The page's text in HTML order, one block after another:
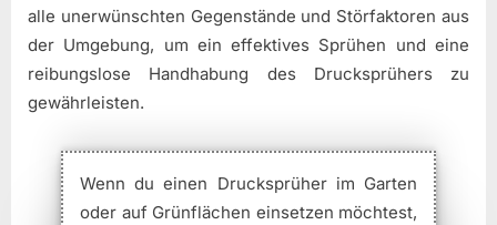
alle unerwünschten Gegenstände und Störfaktoren aus
der Umgebung, um ein effektives Sprühen und eine
reibungslose Handhabung des Drucksprühers zu
gewährleisten.
Wenn du einen Drucksprüher im Garten
oder auf Grünflächen einsetzen möchtest,